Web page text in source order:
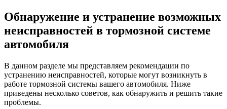
Обнаружение и устранение возможных
неисправностей в тормозной системе
автомобиля
В данном разделе мы представляем рекомендации по
устранению неисправностей, которые могут возникнуть в
работе тормозной системы вашего автомобиля. Ниже
приведены несколько советов, как обнаружить и решить такие
проблемы.